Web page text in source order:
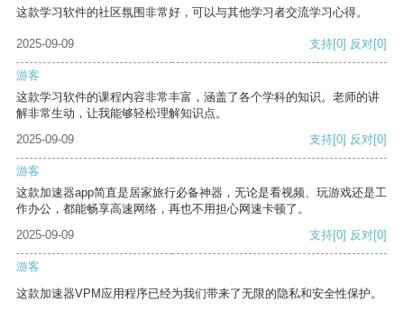
这款学习软件的社区氛围非常好，可以与其他学习者交流学习心得。
2025-09-09 支持[0] 反对[0]
游客
这款学习软件的课程内容非常丰富，涵盖了各个学科的知识。老师的讲
解非常生动，让我能够轻松理解知识点。
2025-09-09
支持[0] 反对[0]
游客
这款加速器app简直是居家旅行必备神器，无论是看视频、玩游戏还是工
作办公，都能畅享高速网络，再也不用担心网速卡顿了。
2025-09-09
支持[0] 反对[0]
游客
这款加速器VPM应用程序已经为我们带来了无限的隐私和安全性保护。